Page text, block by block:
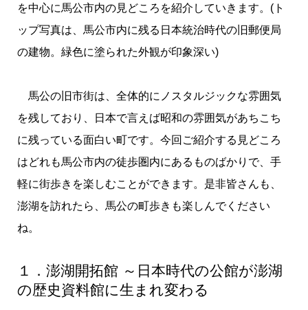
を中心に馬公市内の見どころを紹介していきます。(ト
ップ写真は、馬公市内に残る日本統治時代の旧郵便局
の建物。緑色に塗られた外観が印象深い)
馬公の旧市街は、全体的にノスタルジックな雰囲気
を残しており、日本で言えば昭和の雰囲気があちこち
に残っている面白い町です。今回ご紹介する見どころ
はどれも馬公市内の徒歩圏内にあるものばかりで、手
軽に街歩きを楽しむことができます。是非皆さんも、
澎湖を訪れたら、馬公の町歩きも楽しんでください
ね。
１．澎湖開拓館 ～日本時代の公館が澎湖
の歴史資料館に生まれ変わる